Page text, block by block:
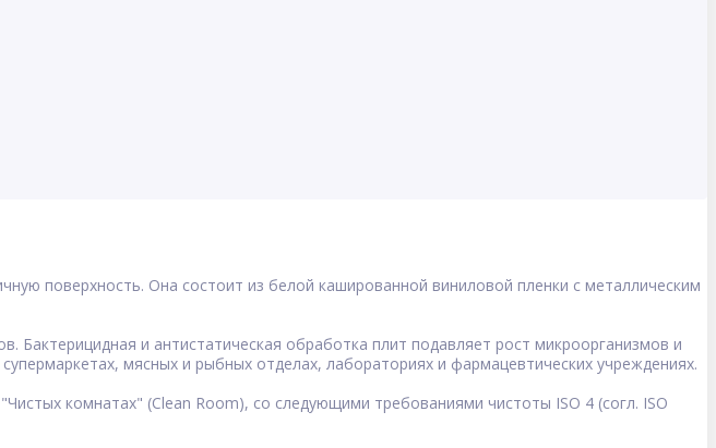
поверхность. Она состоит из белой кашированной виниловой пленки с металлическим
и антистатическая обработка плит подавляет рост микроорганизмов и
мясных и рыбных отделах, лабораториях и фармацевтических учреждениях.
комнатах" (Clean Room), со следующими требованиями чистоты ISO 4 (согл. ISO